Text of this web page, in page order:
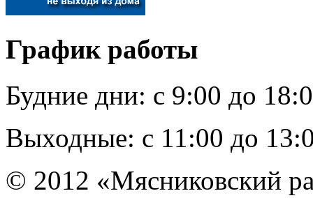
График работы
Будние дни: c 9:00 до
Выходные: с 11:00 до
© 2012 «Мясниковский